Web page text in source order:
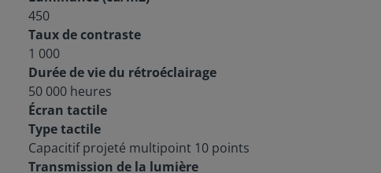
450
Taux de contraste
1 000
Durée de vie du rétroéclairage
50 000 heures
Écran tactile
Type tactile
Capacitif projeté multipoint 10 points
Transmission de la lumière